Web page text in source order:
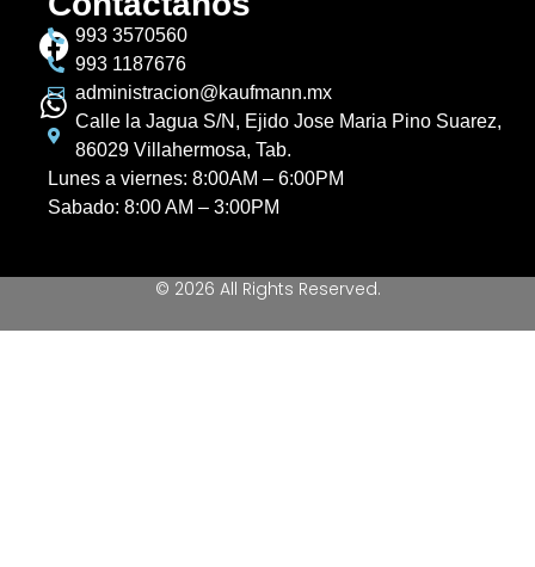
993 3570560
993 1187676
administracion@kaufmann.mx
Calle la Jagua S/N, Ejido Jose Maria Pino Suarez,
86029 Villahermosa, Tab.
Lunes a viernes: 8:00AM – 6:00PM
Sabado: 8:00 AM – 3:00PM
© 2026 All Rights Reserved.